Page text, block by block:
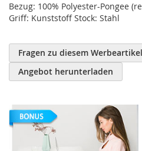
Bezug: 100% Polyester-Pongee
Griff: Kunststoff Stock: Stahl
Fragen zu diesem
Angebot herunterladen